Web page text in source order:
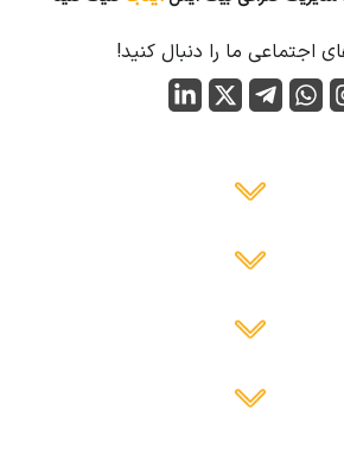
اجتماعی ما را دنبال کنید!